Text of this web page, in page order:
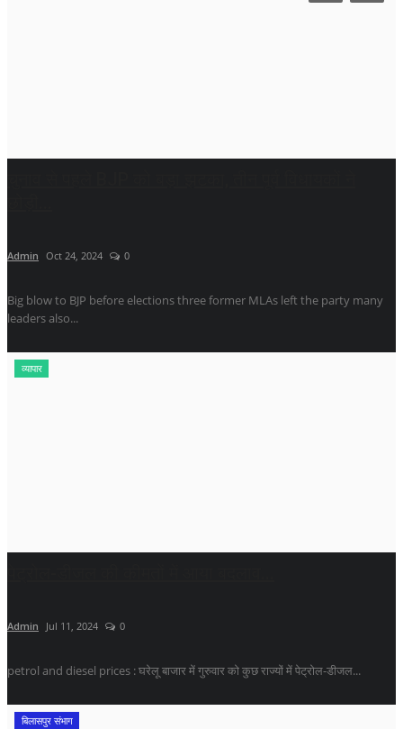
Admin Oct 24, 2024 0
Big blow to BJP before elections three former MLAs left the party many
leaders also...
व्यापार
Admin Jul 11, 2024 0
petrol and diesel prices : घरेलू बाजार में गुरुवार को कुछ राज्यों में पेट्रोल-डीजल...
बिलासपुर संभाग